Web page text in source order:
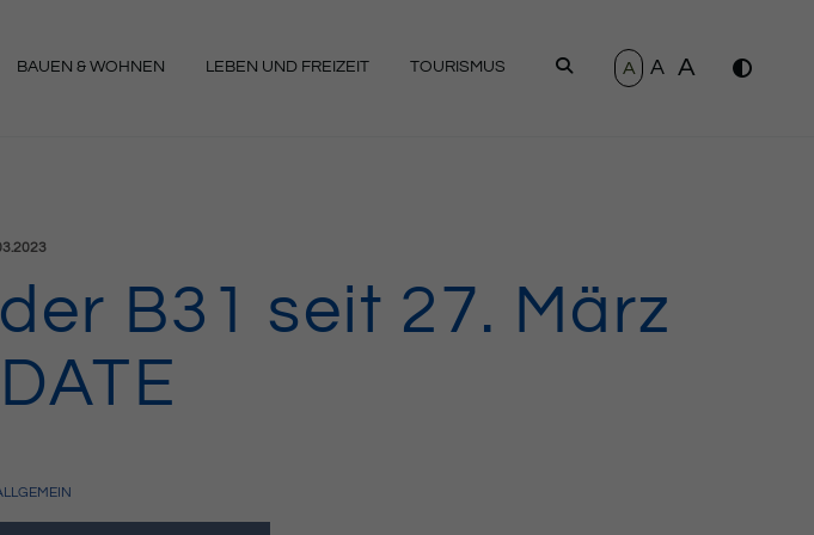
BAUEN & WOHNEN LEBEN UND FREIZEIT TOURISMUS SUCHEN
A A A
am:
B31 seit 27. März